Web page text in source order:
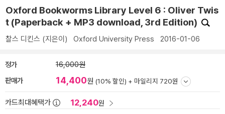
Oxford Bookworms Library Level 6 : Oliver Twis
t (Paperback + MP3 download, 3rd Edition)
찰스 디킨스 (지은이) Oxford University Press 2016-01-06
정가 16,000원
판매가 14,400원 (10% 할인) + 마일리지 720원
카드최대혜택가 12,240원